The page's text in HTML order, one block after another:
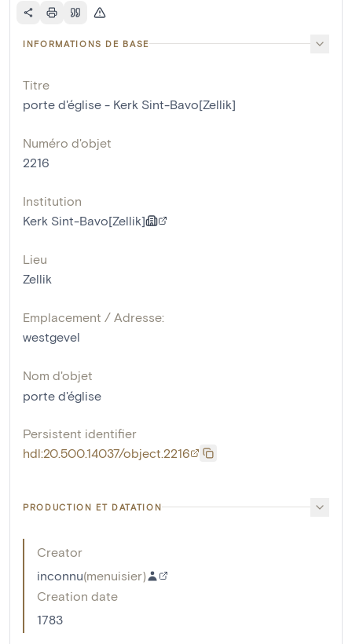
INFORMATIONS DE BASE
Titre
porte d'église - Kerk Sint-Bavo[Zellik]
Numéro d'objet
2216
Institution
Kerk Sint-Bavo[Zellik]
Lieu
Zellik
Emplacement / Adresse:
westgevel
Nom d'objet
porte d'église
Persistent identifier
hdl:20.500.14037/object.2216
PRODUCTION ET DATATION
Creator
inconnu(menuisier)
Creation date
1783